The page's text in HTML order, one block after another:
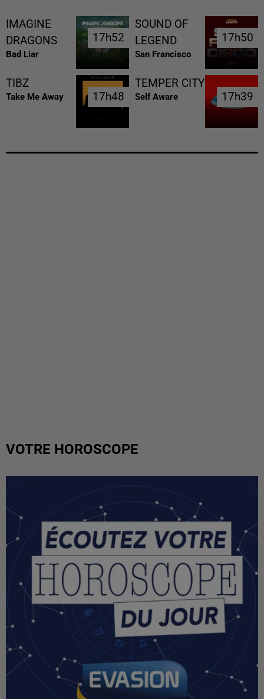
IMAGINE
DRAGONS
Bad Liar
17h52
17h52
SOUND OF
LEGEND
San Francisco
17h50
17h50
TIBZ
Take Me Away 17h48
17h48
TEMPER CITY
Self Aware 17h39
17h39
VOTRE HOROSCOPE